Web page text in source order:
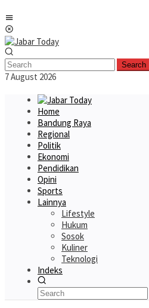
to
content
Search
7 August 2026
Home
Bandung Raya
Regional
Politik
Ekonomi
Pendidikan
Opini
Sports
Lainnya
Lifestyle
Hukum
Sosok
Kuliner
Teknologi
Indeks